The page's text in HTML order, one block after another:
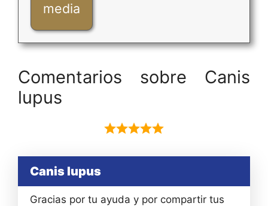
media
Comentarios sobre Canis
lupus
Canis lupus
Gracias por tu ayuda y por compartir tus